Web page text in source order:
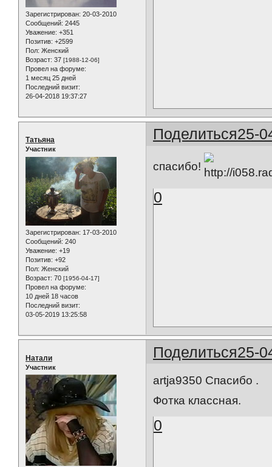
Зарегистрирован: 20-03-2010
Сообщений: 2445
Уважение: +351
Позитив: +2599
Пол: Женский
Возраст: 37 [1988-12-06]
Провел на форуме:
1 месяц 25 дней
Последний визит:
26-04-2018 19:37:27
Поделиться25-
Татьяна
Участник
Зарегистрирован: 17-03-2010
Сообщений: 240
Уважение: +19
Позитив: +92
Пол: Женский
Возраст: 70 [1956-04-17]
Провел на форуме:
10 дней 18 часов
Последний визит:
03-05-2019 13:25:58
спасибо!
0
Поделиться25-
Натали
Участник
artja9350 Спасибо .
Фотка классная.
0